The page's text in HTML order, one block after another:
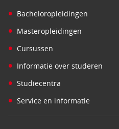
• Bacheloropleidingen
• Masteropleidingen
• Cursussen
• Informatie over studeren
• Studiecentra
• Service en informatie